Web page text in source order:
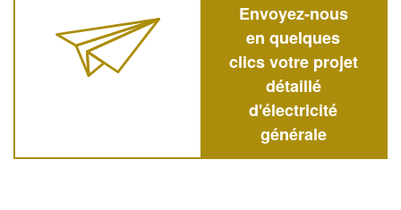
Envoyez-nous
en quelques
clics votre projet
détaillé
d'électricité
générale